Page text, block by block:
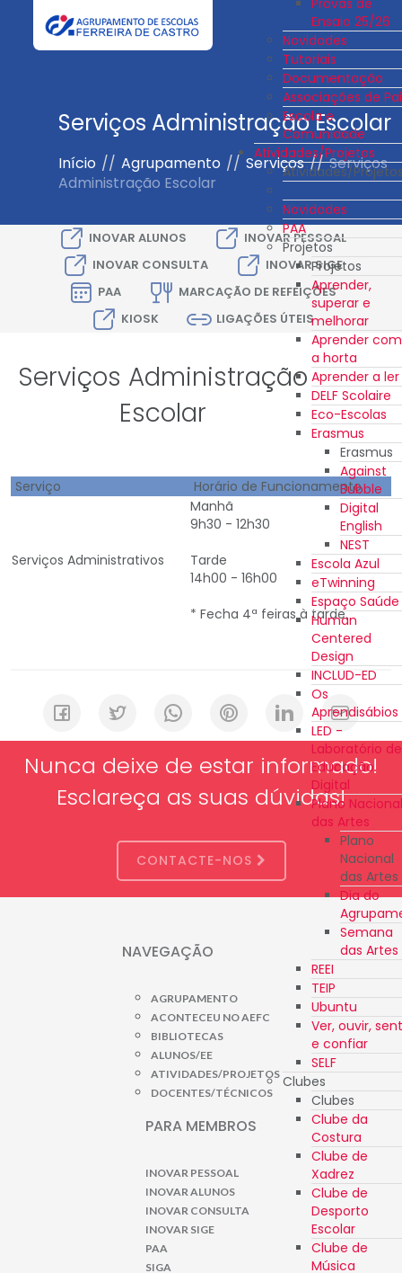
Ensaio 25/26
Novidades
Tutoriais
Documentação
Associações de
Escola e
Comunidade
Atividades/Projetos
Atividades/
Novidades
PAA
Projetos
Projetos
Aprender,
superar e
melhorar
Aprender com
a horta
Aprender a ler
DELF Scolaire
Eco-Escolas
Erasmus
Erasmus
Against
Bubble
Digital
English
NEST
Escola Azul
eTwinning
Espaço Saúde
Human
Centered
Design
INCLUD-ED
Os
Aprendisábios
LED -
Laboratório de
Educação
Digital
Plano Nacional
das Artes
Plano
Nacional
das Artes
Dia do
Semana
das Artes
REEI
TEIP
Ubuntu
Ver, ouvir,
e confiar
SELF
Clubes
Clubes
Clube da
Costura
Clube de
Xadrez
Clube de
Desporto
Escolar
Clube de
Música
Serviços Administração Escolar
Início // Agrupamento // Serviços //Serviços
Administração Escolar
INOVAR ALUNOS
INOVAR PESSOAL
INOVAR CONSULTA
INOVAR SIGE
PAA
MARCAÇÃO DE REFEIÇÕES
KIOSK
LIGAÇÕES ÚTEIS
Serviços Administração
Escolar
Serviço Horário de Funcionamento
Serviços Administrativos
Manhã
9h30 - 12h30
Tarde
14h00 - 16h00
* Fecha 4ª feiras à tarde.
Nunca deixe de estar informado!
Esclareça as suas dúvidas!
CONTACTE-NOS
NAVEGAÇÃO
AGRUPAMENTO
ACONTECEU NO AEFC
BIBLIOTECAS
ALUNOS/EE
ATIVIDADES/PROJETOS
DOCENTES/TÉCNICOS
PARA MEMBROS
INOVAR PESSOAL
INOVAR ALUNOS
INOVAR CONSULTA
INOVAR SIGE
PAA
SIGA